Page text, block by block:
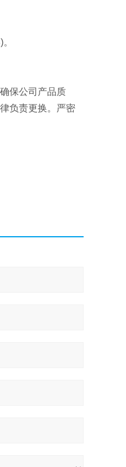
保公司产品质
负责更换。严密